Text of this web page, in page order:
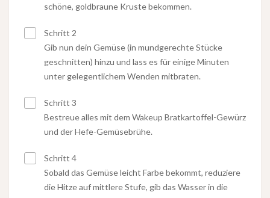
schöne, goldbraune Kruste bekommen.
Schritt 2
Gib nun dein Gemüse (in mundgerechte Stücke
geschnitten) hinzu und lass es für einige Minuten
unter gelegentlichem Wenden mitbraten.
Schritt 3
Bestreue alles mit dem Wakeup Bratkartoffel-Gewürz
und der Hefe-Gemüsebrühe.
Schritt 4
Sobald das Gemüse leicht Farbe bekommt, reduziere
die Hitze auf mittlere Stufe, gib das Wasser in die